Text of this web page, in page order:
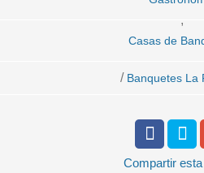
,
Casas de
/ Banquetes La
Compartir